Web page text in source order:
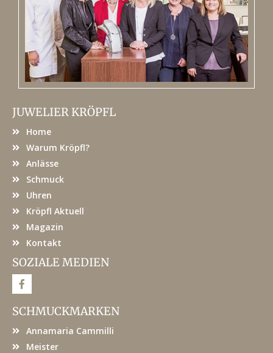
JUWELIER KRÖPFL
Home
Warum Kröpfl?
Anlässe
Schmuck
Uhren
Kröpfl Aktuell
Magazin
Kontakt
SOZIALE MEDIEN
F
a
e
b
o
SCHMUCKMARKEN
Annamaria Cammilli
Meister